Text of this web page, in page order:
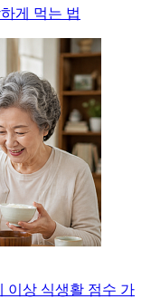
게 먹는 법
이상 식생활 점수 가